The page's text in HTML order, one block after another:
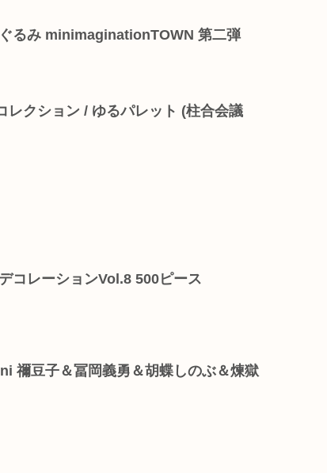
るみ minimaginationTOWN 第二弾
レクション / ゆるパレット (柱合会議
コレーションVol.8 500ピース
禰豆子＆冨岡義勇＆胡蝶しのぶ＆煉獄